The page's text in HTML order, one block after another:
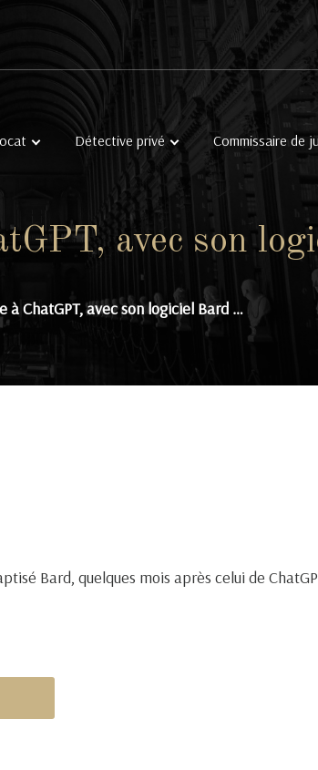
Détective privé Commissaire de
avec son
ChatGPT, avec son logiciel Bard …
Bard, quelques mois après celui de